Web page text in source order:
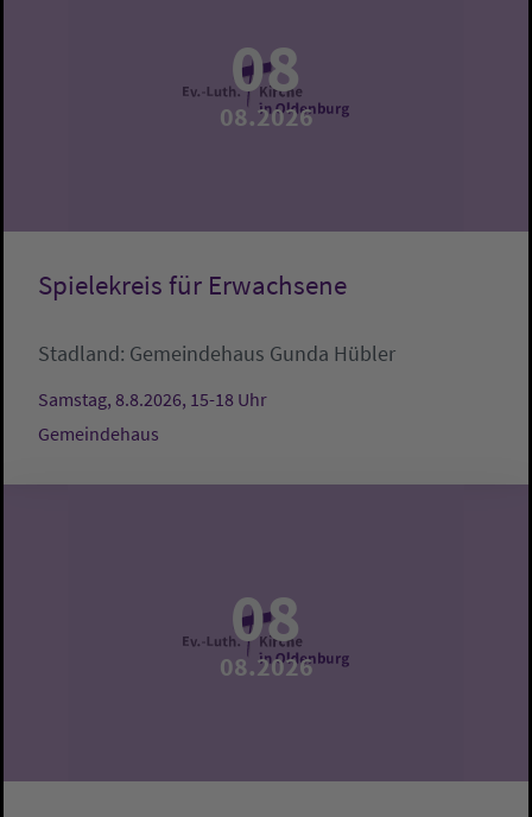
08
08.2026
Spielekreis für Erwachsene
Stadland: Gemeindehaus Gunda Hübler
Samstag, 8.8.2026, 15-18 Uhr
Gemeindehaus
08
08.2026